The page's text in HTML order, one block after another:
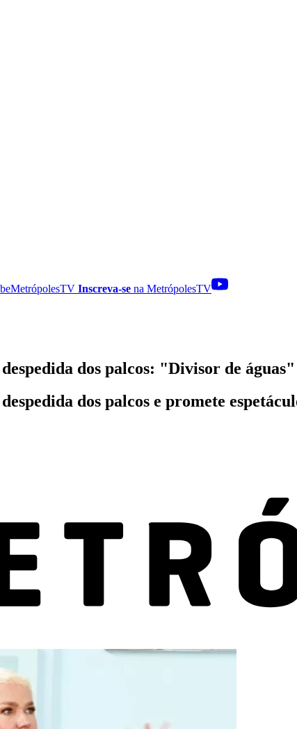
MetrópolesTV Inscreva-se na MetrópolesTV
dos palcos: "Divisor de águas"
dos palcos e promete